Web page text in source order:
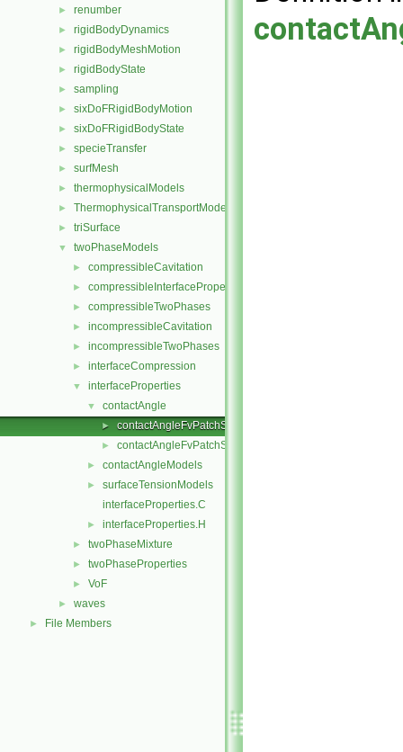
► renumber
► rigidBodyDynamics
► rigidBodyMeshMotion
► rigidBodyState
► sampling
► sixDoFRigidBodyMotion
► sixDoFRigidBodyState
► specieTransfer
► surfMesh
► thermophysicalModels
► ThermophysicalTransportModels
► triSurface
▼ twoPhaseModels
► compressibleCavitation
► compressibleInterfaceProperties
► compressibleTwoPhases
► incompressibleCavitation
► incompressibleTwoPhases
► interfaceCompression
▼ interfaceProperties
▼ contactAngle
► contactAngleFvPatchScalarField.C
► contactAngleFvPatchScalarField.H
► contactAngleModels
►
surfaceTensionModels
interfaceProperties.C
► interfaceProperties.H
► twoPhaseMixture
► twoPhaseProperties
► VoF
► waves
► File Members